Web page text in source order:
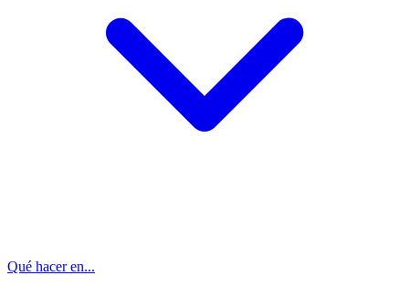
Qué hacer en...